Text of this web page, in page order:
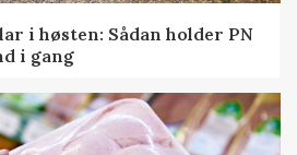
i høsten: Sådan holder PN
i gang